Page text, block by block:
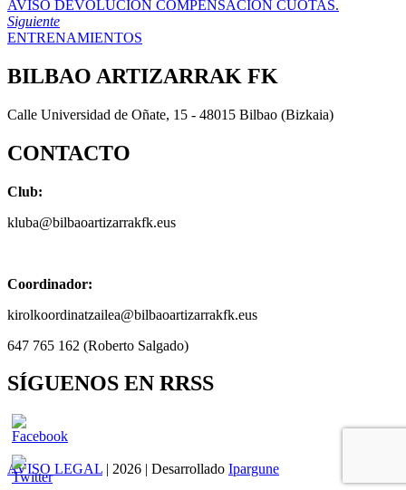
AVISO DEVOLUCIÓN COMPENSACIÓN CUOTAS.
Siguiente
ENTRENAMIENTOS
BILBAO ARTIZARRAK FK
Calle Universidad de Oñate, 15 - 48015 Bilbao (Bizkaia)
CONTACTO
Club:
kluba@bilbaoartizarrakfk.eus
Coordinador:
kirolkoordinatzailea@bilbaoartizarrakfk.eus
647 765 162 (Roberto Salgado)
SÍGUENOS EN RRSS
AVISO LEGAL | 2026 | Desarrollado Ipargune